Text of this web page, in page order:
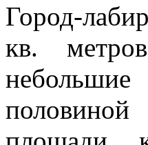
Город-
кв.